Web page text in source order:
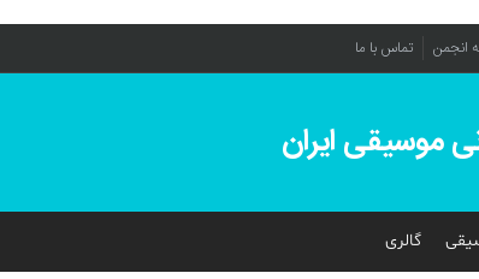
انجمن تماس با ما
موسیقی ایران
گالری